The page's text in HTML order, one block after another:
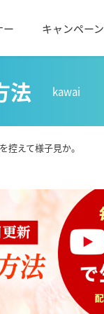
ー キャンペーン
法 kawai
えて様子見か。